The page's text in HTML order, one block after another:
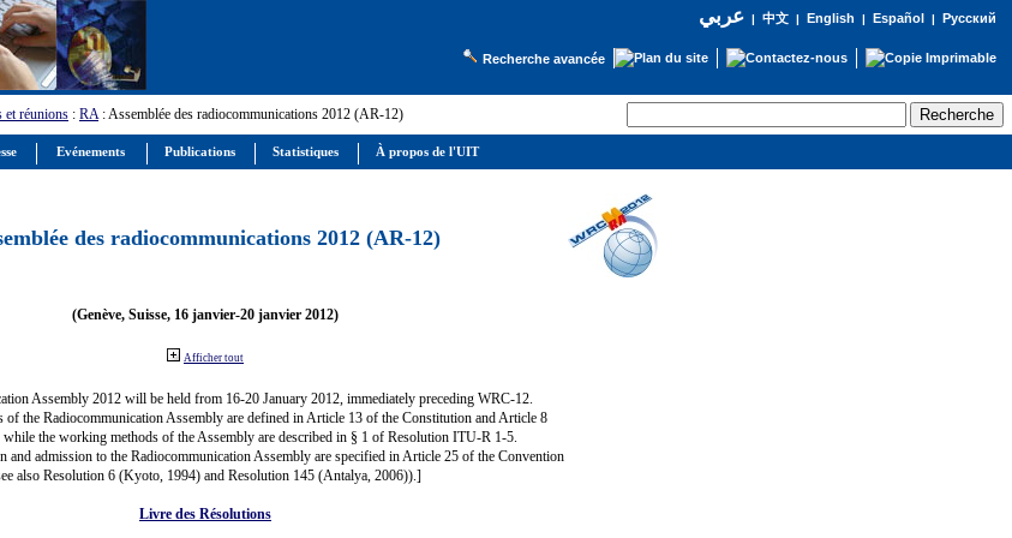
عربي| 中文| English | Español | Русский
Recherche avancée
et réunions : RA: Assemblée des radiocommunications 2012 (AR-12)
des radiocommunications 2012 (AR-12)
(Genève, Suisse, 16 janvier-20 janvier 2012)
Afficher tout
Assembly 2012 will be held from 16-20 January 2012, immediately preceding WRC-12.
of the Radiocommunication Assembly are defined in Article 13 of the Constitution and Article 8
the working methods of the Assembly are described in § 1 of Resolution ITU-R 1-5.
and admission to the Radiocommunication Assembly are specified in Article 25 of the Convention
also Resolution 6 (Kyoto, 1994) and Resolution 145 (Antalya, 2006)).]
Livre des Résolutions
Evénements Publications Statistiques À propos de l'UIT